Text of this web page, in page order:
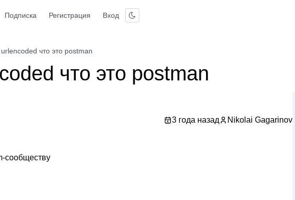
Подписка Регистрация Вход
что это postman
что это postman
3 года назад Nikolai Gagarinov
сообществу